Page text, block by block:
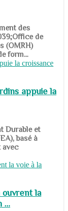
des
de
(OMRH)
form...
appuie la
Durable et
basé à
avec
ouvrent la
...